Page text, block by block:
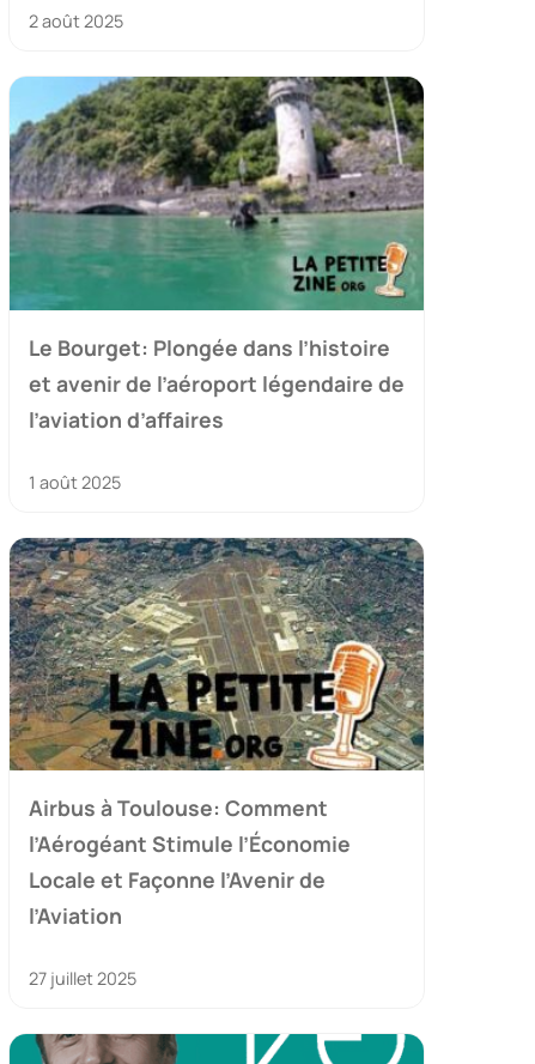
2 août 2025
Le Bourget: Plongée dans l’histoire
et avenir de l’aéroport légendaire de
l’aviation d’affaires
1 août 2025
Airbus à Toulouse: Comment
l’Aérogéant Stimule l’Économie
Locale et Façonne l’Avenir de
l’Aviation
27 juillet 2025